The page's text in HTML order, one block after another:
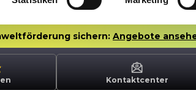
sichern: Angebote
Kontaktcenter